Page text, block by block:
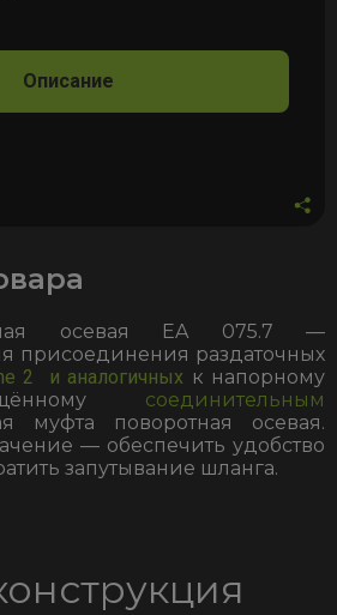
Описание
осевая EA 075.7 —
присоединения раздаточных
2 и аналогичных к напорному
соединительным
муфта поворотная осевая.
— обеспечить удобство
запутывание шланга.